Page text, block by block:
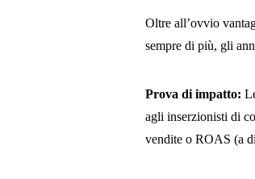
Oltre all’ovvio
sempre di più, gli
Prova di impatto:
agli inserzionisti di
vendite o ROAS (a